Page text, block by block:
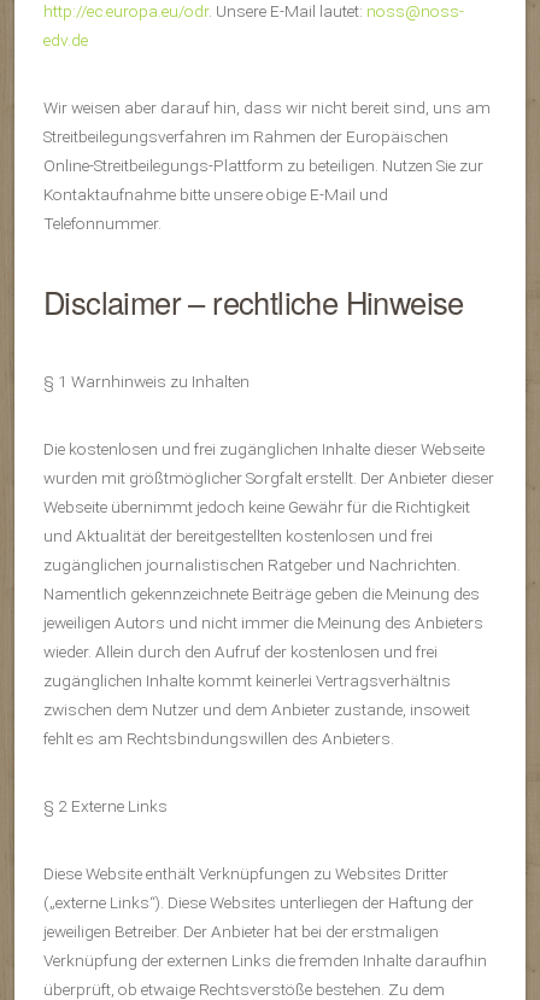
http://ec.europa.eu/odr. Unsere E-Mail lautet: noss@noss-
edv.de
Wir weisen aber darauf hin, dass wir nicht bereit sind, uns am
Streitbeilegungsverfahren im Rahmen der Europäischen
Online-Streitbeilegungs-Plattform zu beteiligen. Nutzen Sie zur
Kontaktaufnahme bitte unsere obige E-Mail und
Telefonnummer.
Disclaimer – rechtliche Hinweise
§ 1 Warnhinweis zu Inhalten
Die kostenlosen und frei zugänglichen Inhalte dieser Webseite
wurden mit größtmöglicher Sorgfalt erstellt. Der Anbieter dieser
Webseite übernimmt jedoch keine Gewähr für die Richtigkeit
und Aktualität der bereitgestellten kostenlosen und frei
zugänglichen journalistischen Ratgeber und Nachrichten.
Namentlich gekennzeichnete Beiträge geben die Meinung des
jeweiligen Autors und nicht immer die Meinung des Anbieters
wieder. Allein durch den Aufruf der kostenlosen und frei
zugänglichen Inhalte kommt keinerlei Vertragsverhältnis
zwischen dem Nutzer und dem Anbieter zustande, insoweit
fehlt es am Rechtsbindungswillen des Anbieters.
§ 2 Externe Links
Diese Website enthält Verknüpfungen zu Websites Dritter
(„externe Links“). Diese Websites unterliegen der Haftung der
jeweiligen Betreiber. Der Anbieter hat bei der erstmaligen
Verknüpfung der externen Links die fremden Inhalte daraufhin
überprüft, ob etwaige Rechtsverstöße bestehen. Zu dem